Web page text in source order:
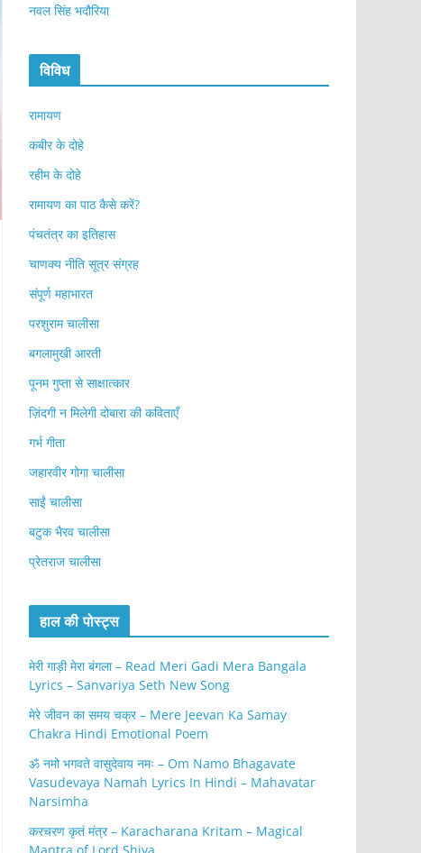
नवल सिंह भदौरिया
विविध
रामायण
कबीर के दोहे
रहीम के दोहे
रामायण का पाठ कैसे करें?
पंचतंत्र का इतिहास
चाणक्य नीति सूत्र संग्रह
संपूर्ण महाभारत
परशुराम चालीसा
बगलामुखी आरती
पूनम गुप्ता से साक्षात्कार
ज़िंदगी न मिलेगी दोबारा की कविताएँ
गर्भ गीता
जहारवीर गोगा चालीसा
साईं चालीसा
बटुक भैरव चालीसा
प्रेतराज चालीसा
हाल की पोस्ट्स
मेरी गाड़ी मेरा बंगला – Read Meri Gadi Mera Bangala
Lyrics – Sanvariya Seth New Song
मेरे जीवन का समय चक्र – Mere Jeevan Ka Samay
Chakra Hindi Emotional Poem
ॐ नमो भगवते वासुदेवाय नमः – Om Namo Bhagavate
Vasudevaya Namah Lyrics In Hindi – Mahavatar
Narsimha
करचरण कृतं मंत्र – Karacharana Kritam – Magical